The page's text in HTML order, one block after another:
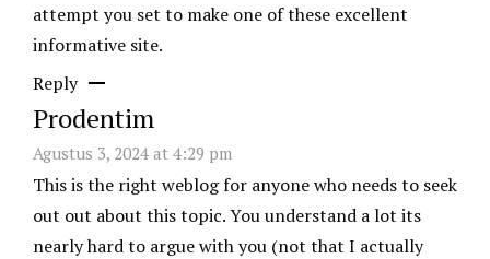
attempt you set to make one of these excellent
informative site.
Reply
Prodentim
Agustus 3, 2024 at 4:29 pm
This is the right weblog for anyone who needs to seek
out out about this topic. You understand a lot its
nearly hard to argue with you (not that I actually